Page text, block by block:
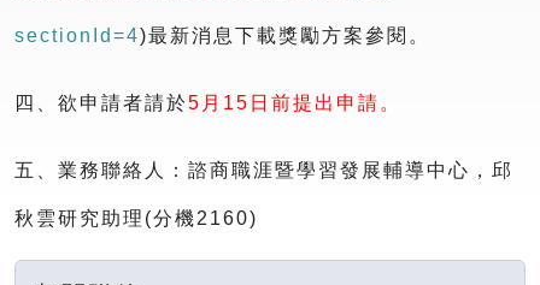
sectionId=4)最新消息下載獎勵方案參閱。
四、欲申請者請於5月15日前提出申請。
五、業務聯絡人：諮商職涯暨學習發展輔導中心，邱
秋雲研究助理(分機2160)